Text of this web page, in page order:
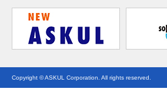
Copyright © ASKUL Corporation. All rights reserved.